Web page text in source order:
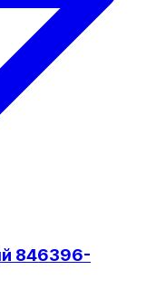
846396-